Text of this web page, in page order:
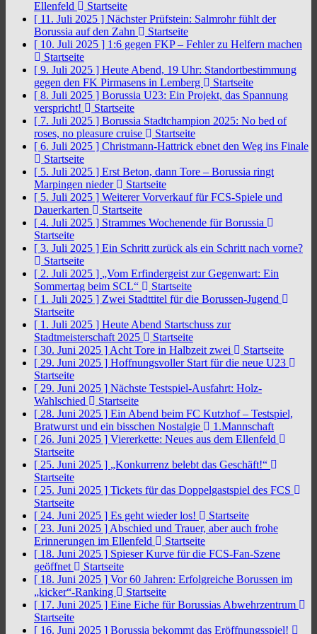
Ellenfeld
Startseite
[ 11. Juli 2025 ] Nächster Prüfstein: Salmrohr fühlt der
Borussia auf den Zahn
Startseite
[ 10. Juli 2025 ] 1:6 gegen FKP – Fehler zu Helfern machen
Startseite
[ 9. Juli 2025 ] Heute Abend, 19 Uhr: Standortbestimmung
gegen den FK Pirmasens in Lemberg
Startseite
[ 8. Juli 2025 ] Borussia U23: Ein Projekt, das Spannung
verspricht!
Startseite
[ 7. Juli 2025 ] Borussia Stadtchampion 2025: No bed of
roses, no pleasure cruise
Startseite
[ 6. Juli 2025 ] Christmann-Hattrick ebnet den Weg ins Finale
Startseite
[ 5. Juli 2025 ] Erst Beton, dann Tore – Borussia ringt
Marpingen nieder
Startseite
[ 5. Juli 2025 ] Weiterer Vorverkauf für FCS-Spiele und
Dauerkarten
Startseite
[ 4. Juli 2025 ] Strammes Wochenende für Borussia
Startseite
[ 3. Juli 2025 ] Ein Schritt zurück als ein Schritt nach vorne?
Startseite
[ 2. Juli 2025 ] „Vom Erfindergeist zur Gegenwart: Ein
Sommertag beim SCL“
Startseite
[ 1. Juli 2025 ] Zwei Stadttitel für die Borussen-Jugend
Startseite
[ 1. Juli 2025 ] Heute Abend Startschuss zur
Stadtmeisterschaft 2025
Startseite
[ 30. Juni 2025 ] Acht Tore in Halbzeit zwei
Startseite
[ 29. Juni 2025 ] Hoffnungsvoller Start für die neue U23
Startseite
[ 29. Juni 2025 ] Nächste Testspiel-Ausfahrt: Holz-
Wahlschied
Startseite
[ 28. Juni 2025 ] Ein Abend beim FC Kutzhof – Testspiel,
Bratwurst und ein bisschen Nostalgie
1.Mannschaft
[ 26. Juni 2025 ] Viererkette: Neues aus dem Ellenfeld
Startseite
[ 25. Juni 2025 ] „Konkurrenz belebt das Geschäft!“
Startseite
[ 25. Juni 2025 ] Tickets für das Doppelgastspiel des FCS
Startseite
[ 24. Juni 2025 ] Es geht wieder los!
Startseite
[ 23. Juni 2025 ] Abschied und Trauer, aber auch frohe
Erinnerungen im Ellenfeld
Startseite
[ 18. Juni 2025 ] Spieser Kurve für die FCS-Fan-Szene
geöffnet
Startseite
[ 18. Juni 2025 ] Vor 60 Jahren: Erfolgreiche Borussen im
„kicker“-Ranking
Startseite
[ 17. Juni 2025 ] Eine Eiche für Borussias Abwehrzentrum
Startseite
[ 16. Juni 2025 ] Borussia bekommt das Eröffnungsspiel!